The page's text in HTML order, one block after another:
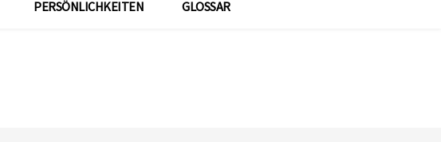
PERSÖNLICHKEITEN GLOSSAR